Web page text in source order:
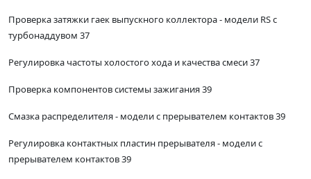
Проверка затяжки гаек выпускного коллектора - модели RS с
турбонаддувом 37
Регулировка частоты холостого хода и качества смеси 37
Проверка компонентов системы зажигания 39
Смазка распределителя - модели с прерывателем контактов 39
Регулировка контактных пластин прерывателя - модели с
прерывателем контактов 39